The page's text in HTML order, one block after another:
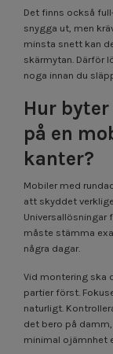
Det finns också
snygga ut, men
minsta snett kan
skärmytan. Därför
noga innan du
Hur
på en
kanter?
Mobiler med
att skyddet
Universallösningar
måste stämma
några dagar.
Vid montering ska
partier först.
naturligt.
det bero på
minimal ojämnhet